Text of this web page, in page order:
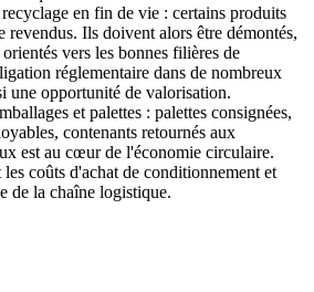
en fin de vie : certains produits
revendus. Ils doivent alors être démontés,
vers les bonnes filières de
réglementaire dans de nombreux
une opportunité de valorisation.
et palettes : palettes consignées,
contenants retournés aux
est au cœur de l'économie circulaire.
coûts d'achat de conditionnement et
de la chaîne logistique.